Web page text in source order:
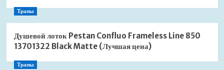
Трапы
Душевой лоток Pestan Confluo Frameless Line 850
13701322 Black Matte (Лучшая цена)
Трапы